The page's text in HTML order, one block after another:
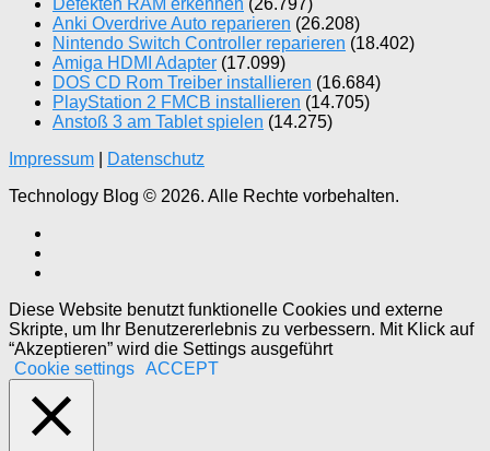
Anki Overdrive Auto reparieren (26.208)
Nintendo Switch Controller reparieren (18.402)
Amiga HDMI Adapter (17.099)
DOS CD Rom Treiber installieren (16.684)
PlayStation 2 FMCB installieren (14.705)
Anstoß 3 am Tablet spielen (14.275)
Impressum
Datenschutz
Technology Blog © 2026. Alle Rechte vorbehalten.
Diese Website benutzt funktionelle Cookies und externe
Skripte, um Ihr Benutzererlebnis zu verbessern. Mit Klick auf
“Akzeptieren” wird die Settings ausgeführt
Cookie settings ACCEPT